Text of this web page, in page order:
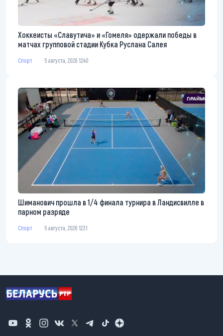
Хоккеисты «Славутича» и «Гомеля» одержали победы в
матчах групповой стадии Кубка Руслана Салея
Спорт 5 августа, 2026 12:40
Шиманович прошла в 1/4 финала турнира в Ландисвилле в
парном разряде
Спорт 5 августа, 2026 12:31